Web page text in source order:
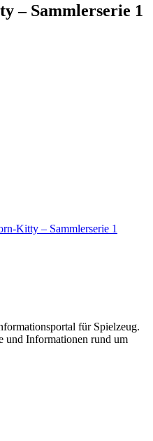
– Sammlerserie 1
Kitty – Sammlerserie 1
für Spielzeug.
und Informationen rund um